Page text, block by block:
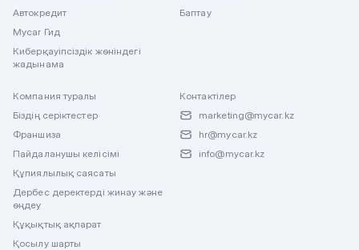
Автокредит
Mycar Гид
Киберқауіпсіздік жөніндегі
жадынама
Баптау
Компания туралы
Біздің серіктестер
Франшиза
Пайдаланушы келісімі
Құпиялылық саясаты
Дербес деректерді жинау және
өңдеу
Құқықтық ақпарат
Қосылу шарты
Контактілер
marketing@mycar.kz
hr@mycar.kz
info@mycar.kz